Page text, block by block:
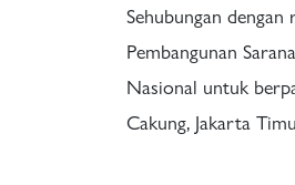
Sehubungan
Pembangunan
Nasional untuk
Cakung, Jakarta